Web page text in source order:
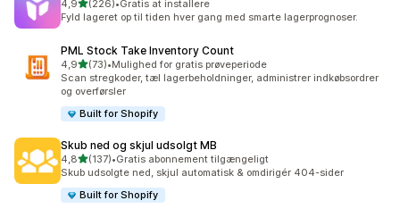
4,9ud af 5 stjerner
(226)
226 anmeldelser i alt
•Gratis at installere
Fyld lageret op til tiden hver gang med smarte lagerprognoser.
PML Stock Take Inventory Count
4,9ud af 5 stjerner
(73)
73 anmeldelser i alt
•Mulighed for gratis prøveperiode
Scan stregkoder, tæl lagerbeholdninger, administrer indkøbsordrer
og overførsler
Built for Shopify
Skub ned og skjul udsolgt MB
4,8ud af 5 stjerner
(137)
137 anmeldelser i alt
•Gratis abonnement tilgængeligt
Skub udsolgte ned, skjul automatisk & omdirigér 404-sider
Built for Shopify